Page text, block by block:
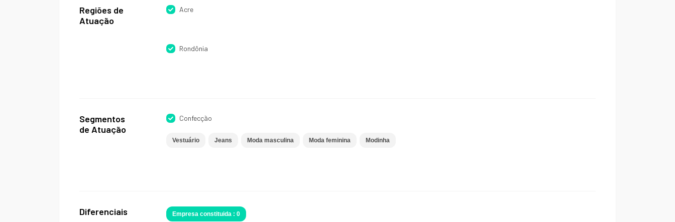
Regiões de
Atuação
Acre
Rondônia
Segmentos
de Atuação
Confecção
Vestuário Jeans Moda masculina Moda feminina Modinha
Diferenciais Empresa constituida : 0